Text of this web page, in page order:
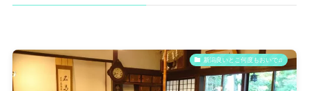
新潟良いとこ何度もおいで♫